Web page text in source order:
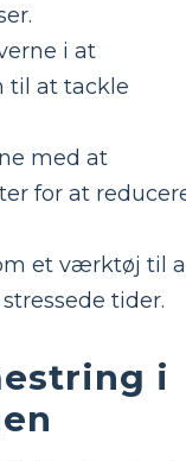
i at
til at tackle
med at
for at
et værktøj til
tider.
i